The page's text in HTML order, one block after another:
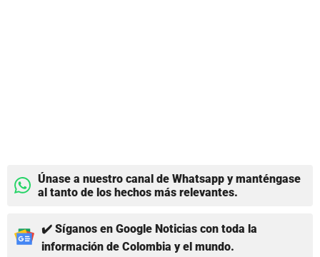
Únase a nuestro canal de Whatsapp y manténgase
al tanto de los hechos más relevantes.
✔️ Síganos en Google Noticias con toda la
información de Colombia y el mundo.